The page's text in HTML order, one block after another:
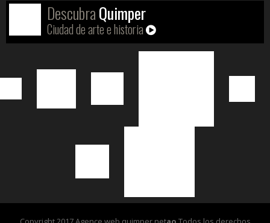
DescubraQuimper
Ciudad de arte e historia